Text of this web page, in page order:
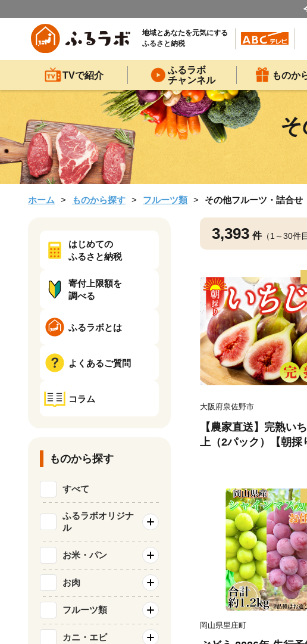
地域とあなたを元気にする
ふるさと納税
TVで紹介
ふるラボ
チャンネル
ものか
ホーム ものから探す フルーツ類 その他フルーツ・詰合せ
3,393 件（1～30件目
大阪府泉佐野市
【農家直送】完熟い
上（2パック）【朝
ズ不揃い わけあり
ク フルーツ 果物 先
岡山県里庄町
はじめての
ふるさと納税
寄付上限額を
調べる
ふるラボとは
よくあるご質問
コラム
ものから探す
すべて
ふるラボオリジナ
ル
お米・パン
お肉
フルーツ類
カニ・エビ